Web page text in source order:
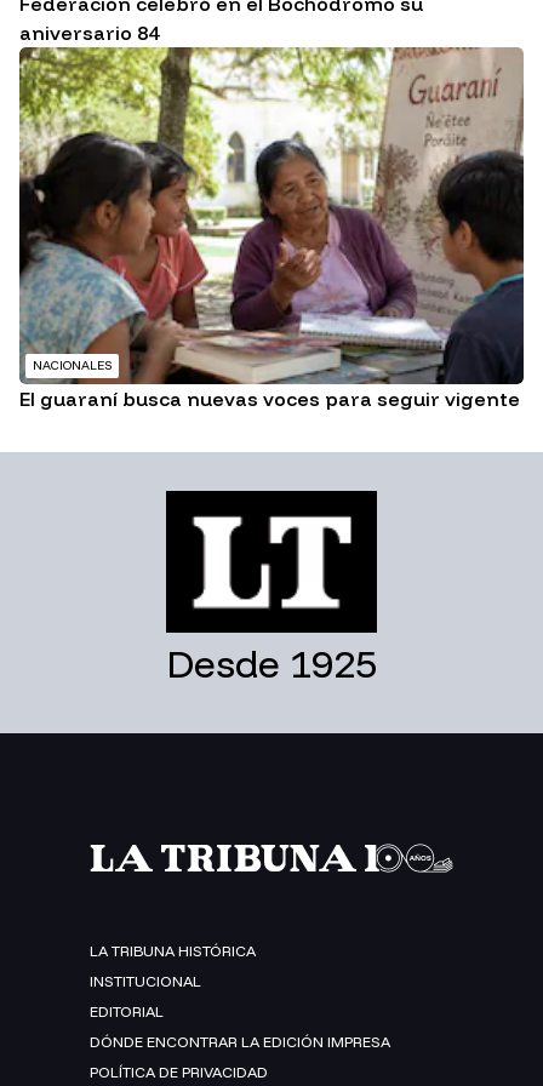
aniversario 84
NACIONALES
El guaraní busca nuevas voces para seguir vigente
Desde 1925
LA TRIBUNA HISTÓRICA
INSTITUCIONAL
EDITORIAL
DÓNDE ENCONTRAR LA EDICIÓN IMPRESA
POLÍTICA DE PRIVACIDAD